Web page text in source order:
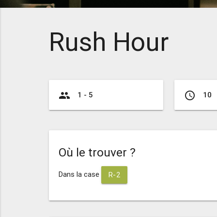
Rush Hour
group 1 - 5 access_time 10
Où le trouver ?
Dans la case R-2